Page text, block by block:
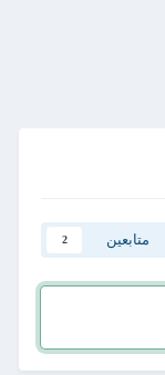
متابعين 2